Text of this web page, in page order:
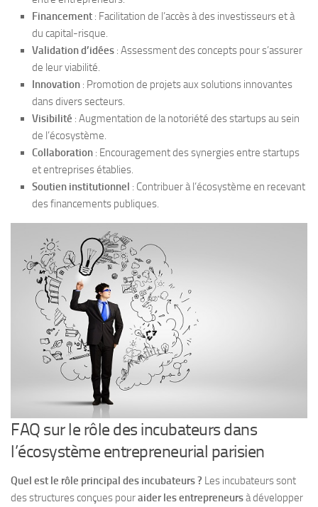
Financement : Facilitation de l’accès à des investisseurs et à
du capital-risque.
Validation d’idées : Assessment des concepts pour s’assurer
de leur viabilité.
Innovation : Promotion de projets aux solutions innovantes
dans divers secteurs.
Visibilité : Augmentation de la notoriété des startups au sein
de l’écosystème.
Collaboration : Encouragement des synergies entre startups
et entreprises établies.
Soutien institutionnel : Contribuer à l’écosystème en recevant
des financements publiques.
FAQ sur le rôle des incubateurs dans
l’écosystème entrepreneurial parisien
Quel est le rôle principal des incubateurs ? Les incubateurs sont
des structures conçues pouraider les entrepreneursà développer